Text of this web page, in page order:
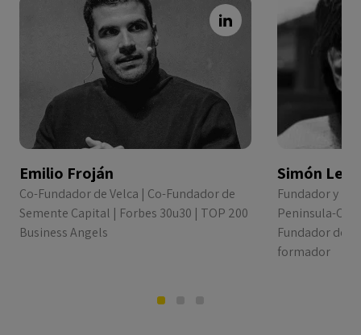
Emilio Froján
Co-Fundador de Velca | Co-Fundador de
Semente Capital | Forbes 30u30 | TOP 200
Business Angels
Simón Lee
Fundador y
Peninsula-
Fundador de
formador